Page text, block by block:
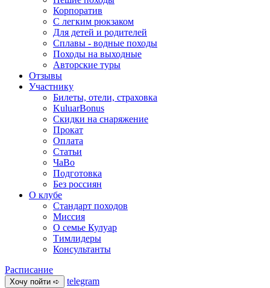
Корпоратив
С легким рюкзаком
Для детей и родителей
Сплавы - водные походы
Походы на выходные
Авторские туры
Отзывы
Участнику
Билеты, отели, страховка
KuluarBonus
Скидки на снаряжение
Прокат
Оплата
Статьи
ЧаВо
Подготовка
Без россиян
О клубе
Стандарт походов
Миссия
О семье Кулуар
Тимлидеры
Консультанты
Расписание
Хочу пойти ➪
telegram